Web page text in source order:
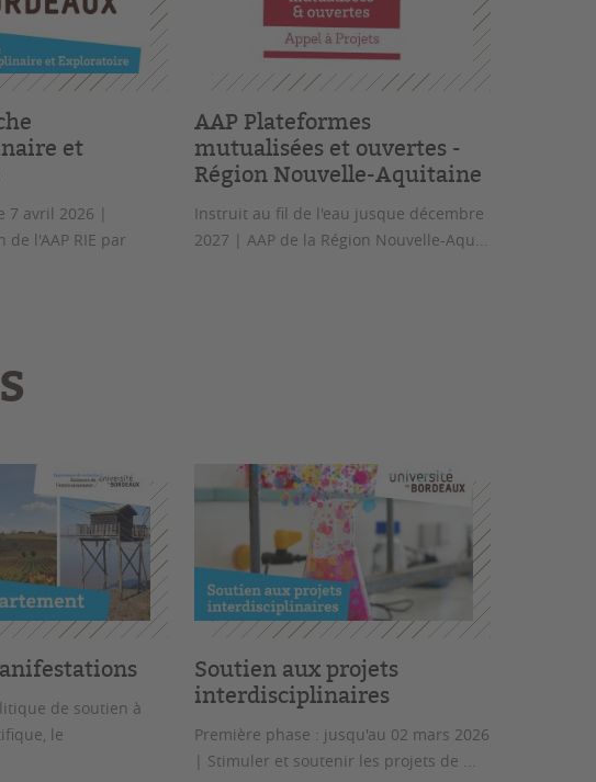
et
7 avril 2026 |
l'AAP RIE par
AAP Plateformes
mutualisées et ouvertes -
Région Nouvelle-Aquitaine
Instruit au fil de l'eau jusque décembre
2027 | AAP de la Région Nouvelle-Aqu...
de soutien à
le
Soutien aux projets
interdisciplinaires
Première phase : jusqu'au 02 mars 2026
| Stimuler et soutenir les projets de ...